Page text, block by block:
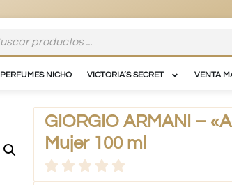
PERFUMES NICHO VICTORIA’S SECRET VENTA
GIORGIO ARMANI –
Mujer 100 ml